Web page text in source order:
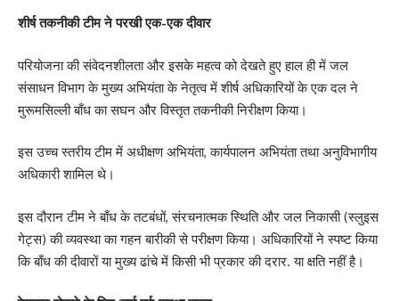
शीर्ष तकनीकी टीम ने परखी एक-एक दीवार
परियोजना की संवेदनशीलता और इसके महत्व को देखते हुए हाल ही में जल
संसाधन विभाग के मुख्य अभियंता के नेतृत्व में शीर्ष अधिकारियों के एक दल ने
मुरूमसिल्ली बाँध का सघन और विस्तृत तकनीकी निरीक्षण किया।
इस उच्च स्तरीय टीम में अधीक्षण अभियंता, कार्यपालन अभियंता तथा अनुविभागीय
अधिकारी शामिल थे।
इस दौरान टीम ने बाँध के तटबंधों, संरचनात्मक स्थिति और जल निकासी (स्लुइस
गेट्स) की व्यवस्था का गहन बारीकी से परीक्षण किया। अधिकारियों ने स्पष्ट किया
कि बाँध की दीवारों या मुख्य ढांचे में किसी भी प्रकार की दरार. या क्षति नहीं है।